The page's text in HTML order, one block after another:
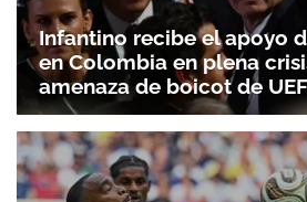
Infantino recibe el apoyo
en Colombia en plena
amenaza de boicot de